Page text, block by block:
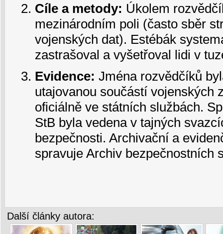
Cíle a metody: Úkolem
mezinárodním poli (často sběr
vojenských dat). Estébák
zastrašoval a vyšetřoval lidi v
Evidence: Jména rozvědčíků
utajovanou součástí vojenských
oficiálně ve státních službách.
StB byla vedena v tajných
bezpečnosti. Archivační a
spravuje Archiv bezpečnostních
Další články autora: